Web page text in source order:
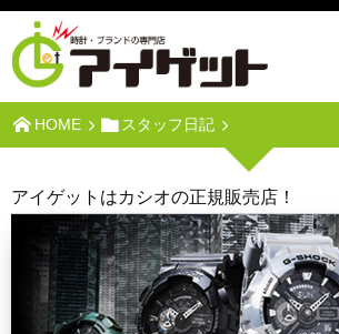
HOME スタッフ日記
アイゲットはカシオの正規販売店！